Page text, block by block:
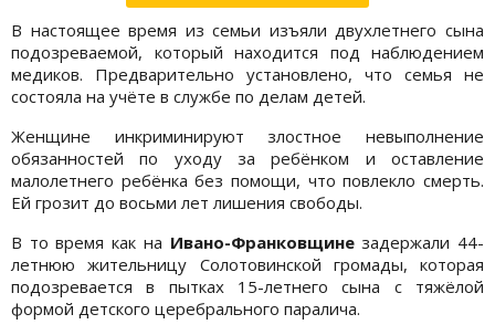
В настоящее время из семьи изъяли двухлетнего сына
подозреваемой, который находится под наблюдением
медиков. Предварительно установлено, что семья не
состояла на учёте в службе по делам детей.
Женщине инкриминируют злостное невыполнение
обязанностей по уходу за ребёнком и оставление
малолетнего ребёнка без помощи, что повлекло смерть.
Ей грозит до восьми лет лишения свободы.
В то время как на Ивано-Франковщинезадержали 44-
летнюю жительницу Солотовинской громады, которая
подозревается в пытках 15-летнего сына с тяжёлой
формой детского церебрального паралича.